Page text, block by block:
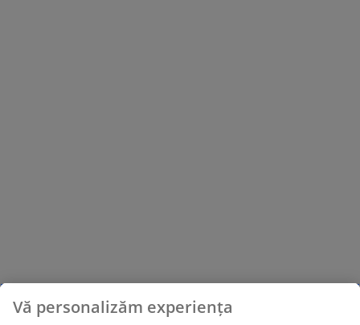
Vă personalizăm experiența